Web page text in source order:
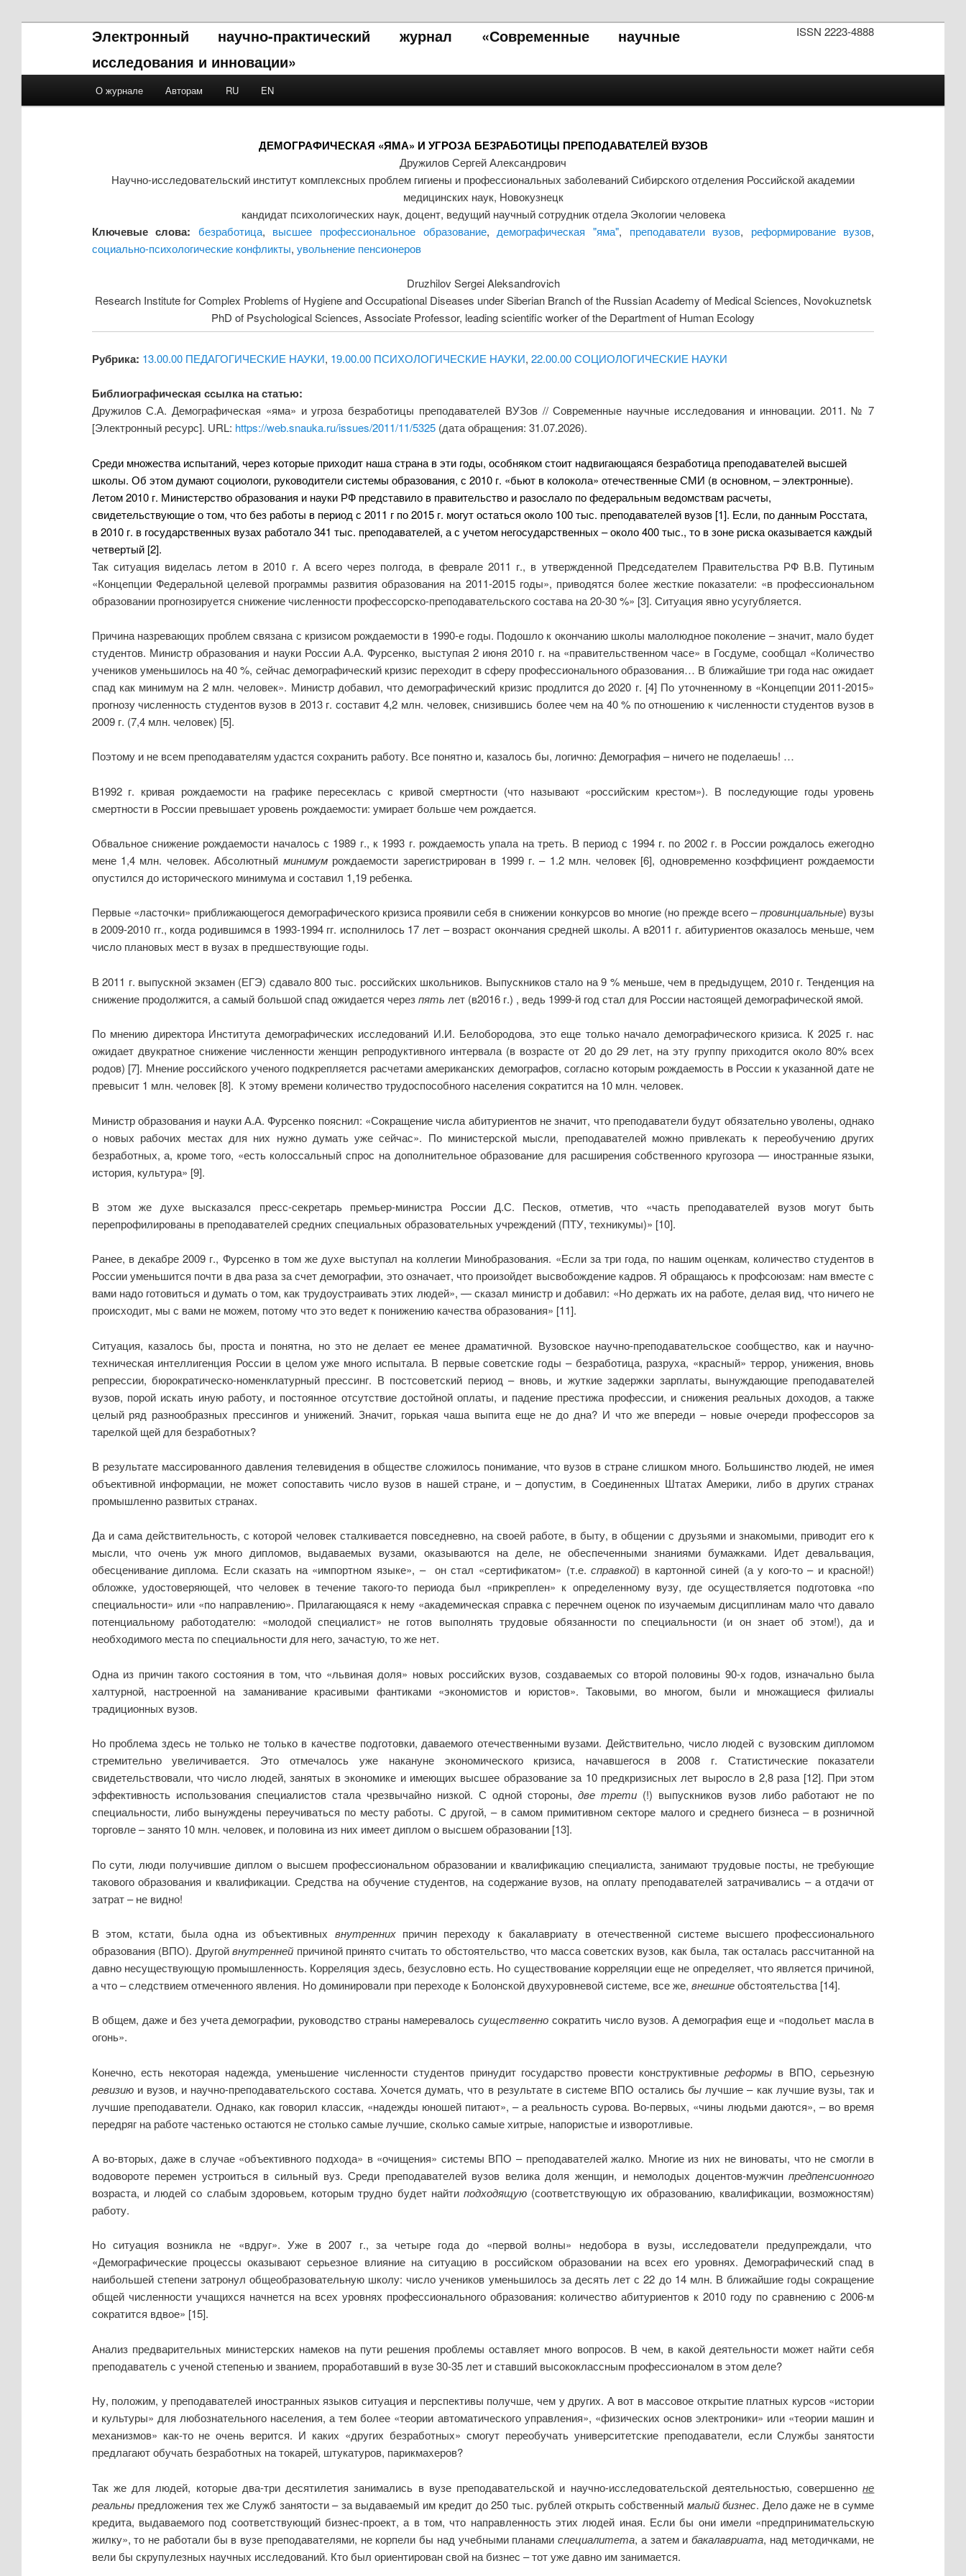
ISSN 2223-4888
Электронный научно-практический журнал «Современные научные
исследования и инновации»
Skip to primary content
Skip to secondary content
О журнале Авторам RU EN
ДЕМОГРАФИЧЕСКАЯ «ЯМА» И УГРОЗА БЕЗРАБОТИЦЫ ПРЕПОДАВАТЕЛЕЙ ВУЗОВ
Дружилов Сергей Александрович
Научно-исследовательский институт комплексных проблем гигиены и профессиональных заболеваний Сибирского отделения Российской академии
медицинских наук, Новокузнецк
кандидат психологических наук, доцент, ведущий научный сотрудник отдела Экологии человека
Ключевые слова: безработица, высшее профессиональное образование, демографическая "яма", преподаватели вузов, реформирование вузов,
социально-психологические конфликты, увольнение пенсионеров
Druzhilov Sergei Aleksandrovich
Research Institute for Complex Problems of Hygiene and Occupational Diseases under Siberian Branch of the Russian Academy of Medical Sciences, Novokuznetsk
PhD of Psychological Sciences, Associate Professor, leading scientific worker of the Department of Human Ecology
Рубрика: 13.00.00 ПЕДАГОГИЧЕСКИЕ НАУКИ, 19.00.00 ПСИХОЛОГИЧЕСКИЕ НАУКИ, 22.00.00 СОЦИОЛОГИЧЕСКИЕ НАУКИ
Библиографическая ссылка на статью:
Дружилов С.А. Демографическая «яма» и угроза безработицы преподавателей ВУЗов // Современные научные исследования и инновации. 2011. № 7
[Электронный ресурс]. URL: https://web.snauka.ru/issues/2011/11/5325(дата обращения: 31.07.2026).
Среди множества испытаний, через которые приходит наша страна в эти годы, особняком стоит надвигающаяся безработица преподавателей высшей
школы. Об этом думают социологи, руководители системы образования, с 2010 г. «бьют в колокола» отечественные СМИ (в основном, – электронные).
Летом 2010 г. Министерство образования и науки РФ представило в правительство и разослало по федеральным ведомствам расчеты,
свидетельствующие о том, что без работы в период с 2011 г по 2015 г. могут остаться около 100 тыс. преподавателей вузов [1]. Если, по данным Росстата,
в 2010 г. в государственных вузах работало 341 тыс. преподавателей, а с учетом негосударственных – около 400 тыс., то в зоне риска оказывается каждый
четвертый [2].
Так ситуация виделась летом в 2010 г. А всего через полгода, в феврале 2011 г., в утвержденной Председателем Правительства РФ В.В. Путиным
«Концепции Федеральной целевой программы развития образования на 2011-2015 годы», приводятся более жесткие показатели: «в профессиональном
образовании прогнозируется снижение численности профессорско-преподавательского состава на 20-30 %» [3]. Ситуация явно усугубляется.
Причина назревающих проблем связана с кризисом рождаемости в 1990-е годы. Подошло к окончанию школы малолюдное поколение – значит, мало будет
студентов. Министр образования и науки России А.А. Фурсенко, выступая 2 июня 2010 г. на «правительственном часе» в Госдуме, сообщал «Количество
учеников уменьшилось на 40 %, сейчас демографический кризис переходит в сферу профессионального образования… В ближайшие три года нас ожидает
спад как минимум на 2 млн. человек». Министр добавил, что демографический кризис продлится до 2020 г. [4] По уточненному в «Концепции 2011-2015»
прогнозу численность студентов вузов в 2013 г. составит 4,2 млн. человек, снизившись более чем на 40 % по отношению к численности студентов вузов в
2009 г. (7,4 млн. человек) [5].
Поэтому и не всем преподавателям удастся сохранить работу. Все понятно и, казалось бы, логично: Демография – ничего не поделаешь! …
В1992 г. кривая рождаемости на графике пересеклась с кривой смертности (что называют «российским крестом»). В последующие годы уровень
смертности в России превышает уровень рождаемости: умирает больше чем рождается.
Обвальное снижение рождаемости началось с 1989 г., к 1993 г. рождаемость упала на треть. В период с 1994 г. по 2002 г. в России рождалось ежегодно
мене 1,4 млн. человек. Абсолютный минимумрождаемости зарегистрирован в 1999 г. – 1.2 млн. человек [6], одновременно коэффициент рождаемости
опустился до исторического минимума и составил 1,19 ребенка.
Первые «ласточки» приближающегося демографического кризиса проявили себя в снижении конкурсов во многие (но прежде всего –провинциальные) вузы
в 2009-2010 гг., когда родившимся в 1993-1994 гг. исполнилось 17 лет – возраст окончания средней школы. А в2011 г. абитуриентов оказалось меньше, чем
число плановых мест в вузах в предшествующие годы.
В 2011 г. выпускной экзамен (ЕГЭ) сдавало 800 тыс. российских школьников. Выпускников стало на 9 % меньше, чем в предыдущем, 2010 г. Тенденция на
снижение продолжится, а самый большой спад ожидается черезпять лет (в2016 г.) , ведь 1999-й год стал для России настоящей демографической ямой.
По мнению директора Института демографических исследований И.И. Белобородова, это еще только начало демографического кризиса. К 2025 г. нас
ожидает двукратное снижение численности женщин репродуктивного интервала (в возрасте от 20 до 29 лет, на эту группу приходится около 80% всех
родов) [7]. Мнение российского ученого подкрепляется расчетами американских демографов, согласно которым рождаемость в России к указанной дате не
превысит 1 млн. человек [8]. К этому времени количество трудоспособного населения сократится на 10 млн. человек.
Министр образования и науки А.А. Фурсенко пояснил: «Сокращение числа абитуриентов не значит, что преподаватели будут обязательно уволены, однако
о новых рабочих местах для них нужно думать уже сейчас». По министерской мысли, преподавателей можно привлекать к переобучению других
безработных, а, кроме того, «есть колоссальный спрос на дополнительное образование для расширения собственного кругозора — иностранные языки,
история, культура» [9].
В этом же духе высказался пресс-секретарь премьер-министра России Д.С. Песков, отметив, что «часть преподавателей вузов могут быть
перепрофилированы в преподавателей средних специальных образовательных учреждений (ПТУ, техникумы)» [10].
Ранее, в декабре 2009 г., Фурсенко в том же духе выступал на коллегии Минобразования. «Если за три года, по нашим оценкам, количество студентов в
России уменьшится почти в два раза за счет демографии, это означает, что произойдет высвобождение кадров. Я обращаюсь к профсоюзам: нам вместе с
вами надо готовиться и думать о том, как трудоустраивать этих людей», — сказал министр и добавил: «Но держать их на работе, делая вид, что ничего не
происходит, мы с вами не можем, потому что это ведет к понижению качества образования» [11].
Ситуация, казалось бы, проста и понятна, но это не делает ее менее драматичной. Вузовское научно-преподавательское сообщество, как и научно-
техническая интеллигенция России в целом уже много испытала. В первые советские годы – безработица, разруха, «красный» террор, унижения, вновь
репрессии, бюрократическо-номенклатурный прессинг. В постсоветский период – вновь, и жуткие задержки зарплаты, вынуждающие преподавателей
вузов, порой искать иную работу, и постоянное отсутствие достойной оплаты, и падение престижа профессии, и снижения реальных доходов, а также
целый ряд разнообразных прессингов и унижений. Значит, горькая чаша выпита еще не до дна? И что же впереди – новые очереди профессоров за
тарелкой щей для безработных?
В результате массированного давления телевидения в обществе сложилось понимание, что вузов в стране слишком много. Большинство людей, не имея
объективной информации, не может сопоставить число вузов в нашей стране, и – допустим, в Соединенных Штатах Америки, либо в других странах
промышленно развитых странах.
Да и сама действительность, с которой человек сталкивается повседневно, на своей работе, в быту, в общении с друзьями и знакомыми, приводит его к
мысли, что очень уж много дипломов, выдаваемых вузами, оказываются на деле, не обеспеченными знаниями бумажками. Идет девальвация,
обесценивание диплома. Если сказать на «импортном языке», – он стал «сертификатом» (т.е.справкой) в картонной синей (а у кого-то – и красной!)
обложке, удостоверяющей, что человек в течение такого-то периода был «прикреплен» к определенному вузу, где осуществляется подготовка «по
специальности» или «по направлению». Прилагающаяся к нему «академическая справка с перечнем оценок по изучаемым дисциплинам мало что давало
потенциальному работодателю: «молодой специалист» не готов выполнять трудовые обязанности по специальности (и он знает об этом!), да и
необходимого места по специальности для него, зачастую, то же нет.
Одна из причин такого состояния в том, что «львиная доля» новых российских вузов, создаваемых со второй половины 90-х годов, изначально была
халтурной, настроенной на заманивание красивыми фантиками «экономистов и юристов». Таковыми, во многом, были и множащиеся филиалы
традиционных вузов.
Но проблема здесь не только не только в качестве подготовки, даваемого отечественными вузами. Действительно, число людей с вузовским дипломом
стремительно увеличивается. Это отмечалось уже накануне экономического кризиса, начавшегося в 2008 г. Статистические показатели
свидетельствовали, что число людей, занятых в экономике и имеющих высшее образование за 10 предкризисных лет выросло в 2,8 раза [12]. При этом
эффективность использования специалистов стала чрезвычайно низкой. С одной стороны,две трети (!) выпускников вузов либо работают не по
специальности, либо вынуждены переучиваться по месту работы. С другой, – в самом примитивном секторе малого и среднего бизнеса – в розничной
торговле – занято 10 млн. человек, и половина из них имеет диплом о высшем образовании [13].
По сути, люди получившие диплом о высшем профессиональном образовании и квалификацию специалиста, занимают трудовые посты, не требующие
такового образования и квалификации. Средства на обучение студентов, на содержание вузов, на оплату преподавателей затрачивались – а отдачи от
затрат – не видно!
В этом, кстати, была одна из объективных внутреннихпричин переходу к бакалавриату в отечественной системе высшего профессионального
образования (ВПО). Другойвнутренней причиной принято считать то обстоятельство, что масса советских вузов, как была, так осталась рассчитанной на
давно несуществующую промышленность. Корреляция здесь, безусловно есть. Но существование корреляции еще не определяет, что является причиной,
а что – следствием отмеченного явления. Но доминировали при переходе к Болонской двухуровневой системе, все же, внешниеобстоятельства [14].
В общем, даже и без учета демографии, руководство страны намеревалось существенно сократить число вузов. А демография еще и «подольет масла в
огонь».
Конечно, есть некоторая надежда, уменьшение численности студентов принудит государство провести конструктивные реформыв ВПО, серьезную
ревизиюи вузов, и научно-преподавательского состава. Хочется думать, что в результате в системе ВПО остались былучшие – как лучшие вузы, так и
лучшие преподаватели. Однако, как говорил классик, «надежды юношей питают», – а реальность сурова. Во-первых, «чины людьми даются», – во время
передряг на работе частенько остаются не столько самые лучшие, сколько самые хитрые, напористые и изворотливые.
А во-вторых, даже в случае «объективного подхода» в «очищения» системы ВПО – преподавателей жалко. Многие из них не виноваты, что не смогли в
водовороте перемен устроиться в сильный вуз. Среди преподавателей вузов велика доля женщин, и немолодых доцентов-мужчинпредпенсионного
возраста, и людей со слабым здоровьем, которым трудно будет найтиподходящую (соответствующую их образованию, квалификации, возможностям)
работу.
Но ситуация возникла не «вдруг». Уже в 2007 г., за четыре года до «первой волны» недобора в вузы, исследователи предупреждали, что
«Демографические процессы оказывают серьезное влияние на ситуацию в российском образовании на всех его уровнях. Демографический спад в
наибольшей степени затронул общеобразовательную школу: число учеников уменьшилось за десять лет с 22 до 14 млн. В ближайшие годы сокращение
общей численности учащихся начнется на всех уровнях профессионального образования: количество абитуриентов к 2010 году по сравнению с 2006-м
сократится вдвое» [15].
Анализ предварительных министерских намеков на пути решения проблемы оставляет много вопросов. В чем, в какой деятельности может найти себя
преподаватель с ученой степенью и званием, проработавший в вузе 30-35 лет и ставший высококлассным профессионалом в этом деле?
Ну, положим, у преподавателей иностранных языков ситуация и перспективы получше, чем у других. А вот в массовое открытие платных курсов «истории
и культуры» для любознательного населения, а тем более «теории автоматического управления», «физических основ электроники» или «теории машин и
механизмов» как-то не очень верится. И каких «других безработных» смогут переобучать университетские преподаватели, если Службы занятости
предлагают обучать безработных на токарей, штукатуров, парикмахеров?
Так же для людей, которые два-три десятилетия занимались в вузе преподавательской и научно-исследовательской деятельностью, совершенноне
реальныпредложения тех же Служб занятости – за выдаваемый им кредит до 250 тыс. рублей открыть собственный малый бизнес. Дело даже не в сумме
кредита, выдаваемого под соответствующий бизнес-проект, а в том, что направленность этих людей иная. Если бы они имели «предпринимательскую
жилку», то не работали бы в вузе преподавателями, не корпели бы над учебными планамиспециалитета, а затем ибакалавриата, над методичками, не
вели бы скрупулезных научных исследований. Кто был ориентирован свой на бизнес – тот уже давно им занимается.